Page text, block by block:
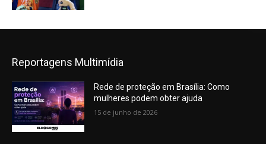
Reportagens Multimídia
Rede de proteção em Brasília: Como
mulheres podem obter ajuda
15 de junho de 2026